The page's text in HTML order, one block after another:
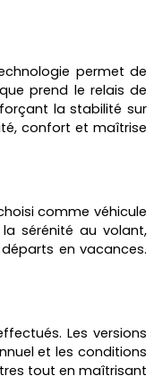
permet de
prend le relais de
la stabilité sur
confort et maîtrise
comme véhicule
sérénité au volant,
en vacances.
Les versions
et les conditions
tout en maîtrisant